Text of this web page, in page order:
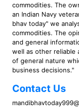
commodities. The
an Indian Navy
bhav today" we
commodities. The
and general
well as other reliable
of general nature
business decisions."
Contact Us